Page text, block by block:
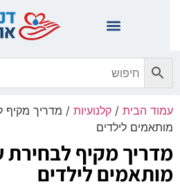
הבית/ קלנועיות/ מדריך מקיף
לילדים
מקיף לבחירת
לילדים